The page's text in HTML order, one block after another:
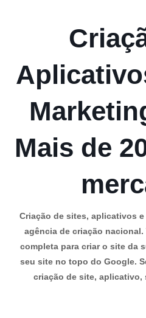
Mais de
Criação de sites, aplicativos
agência de criação
completa para criar o site da
seu site no topo do Google.
criação de site, aplicativo,